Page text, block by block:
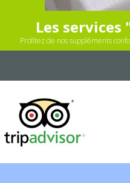
Les
Profitez de nos suppléments